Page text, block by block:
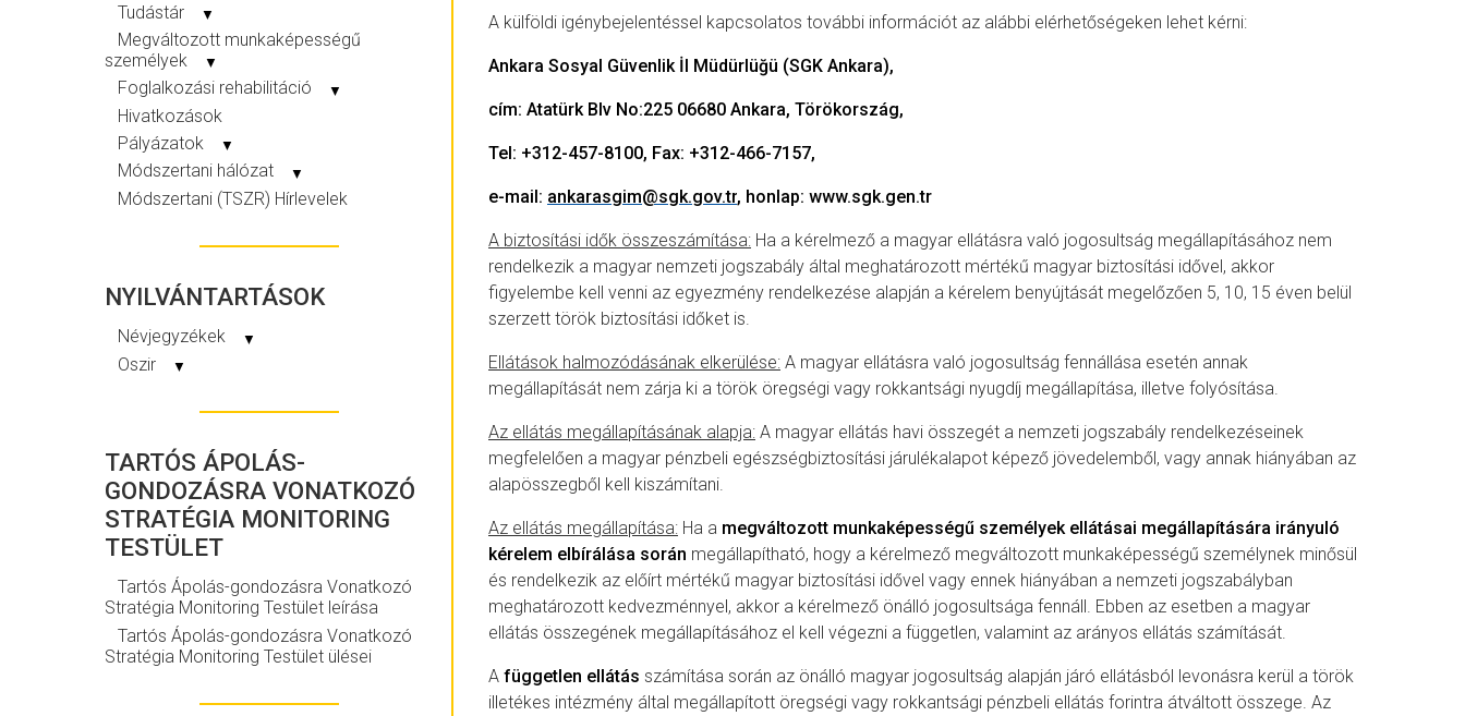
Tudástár ▼
Megváltozott munkaképességű
személyek
▼
Foglalkozási rehabilitáció ▼
Hivatkozások
Pályázatok
▼
Módszertani hálózat ▼
Módszertani (TSZR) Hírlevelek
NYILVÁNTARTÁSOK
Névjegyzékek ▼
Oszir ▼
TARTÓS ÁPOLÁS-
GONDOZÁSRA VONATKOZÓ
STRATÉGIA MONITORING
TESTÜLET
Tartós Ápolás-gondozásra Vonatkozó
Stratégia Monitoring Testület leírása
Tartós Ápolás-gondozásra Vonatkozó
Stratégia Monitoring Testület ülései
A külföldi igénybejelentéssel kapcsolatos további információt az alábbi elérhetőségeken lehet kérni:
Ankara Sosyal Güvenlik İl Müdürlüğü (SGK Ankara),
cím: Atatürk Blv No:225 06680 Ankara, Törökország,
Tel: +312-457-8100, Fax: +312-466-7157,
e-mail: ankarasgim@sgk.gov.tr, honlap: www.sgk.gen.tr
A biztosítási idők összeszámítása: Ha a kérelmező a magyar ellátásra való jogosultság megállapításához nem
rendelkezik a magyar nemzeti jogszabály által meghatározott mértékű magyar biztosítási idővel, akkor
figyelembe kell venni az egyezmény rendelkezése alapján a kérelem benyújtását megelőzően 5, 10, 15 éven belül
szerzett török biztosítási időket is.
Ellátások halmozódásának elkerülése: A magyar ellátásra való jogosultság fennállása esetén annak
megállapítását nem zárja ki a török öregségi vagy rokkantsági nyugdíj megállapítása, illetve folyósítása.
Az ellátás megállapításának alapja: A magyar ellátás havi összegét a nemzeti jogszabály rendelkezéseinek
megfelelően a magyar pénzbeli egészségbiztosítási járulékalapot képező jövedelemből, vagy annak hiányában az
alapösszegből kell kiszámítani.
Az ellátás megállapítása: Ha a megváltozott munkaképességű személyek ellátásai megállapítására irányuló
kérelem elbírálása során megállapítható, hogy a kérelmező megváltozott munkaképességű személynek minősül
és rendelkezik az előírt mértékű magyar biztosítási idővel vagy ennek hiányában a nemzeti jogszabályban
meghatározott kedvezménnyel, akkor a kérelmező önálló jogosultsága fennáll. Ebben az esetben a magyar
ellátás összegének megállapításához el kell végezni a független, valamint az arányos ellátás számítását.
A független ellátás számítása során az önálló magyar jogosultság alapján járó ellátásból levonásra kerül a török
illetékes intézmény által megállapított öregségi vagy rokkantsági pénzbeli ellátás forintra átváltott összege. Az